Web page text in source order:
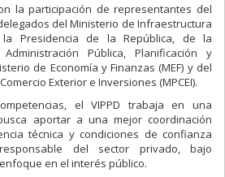
la participación de representantes del
del Ministerio de Infraestructura
Presidencia de la República, de la
Pública, Planificación y
de Economía y Finanzas (MEF) y del
Exterior e Inversiones (MPCEI).
el VIPPD trabaja en una
aportar a una mejor coordinación
técnica y condiciones de confianza
del sector privado, bajo
en el interés público.